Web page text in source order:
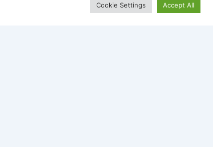
Cookie Settings Accept All